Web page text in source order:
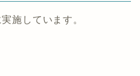
施しています。